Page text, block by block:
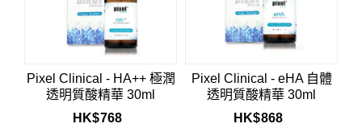
Pixel Clinical - HA++ 極潤
透明質酸精華 30ml
HK$768
Pixel Clinical - eHA 自體
透明質酸精華 30ml
HK$868